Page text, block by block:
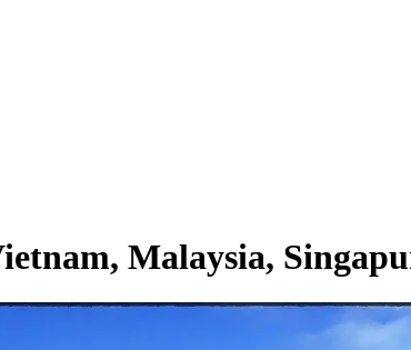
Malaysia,